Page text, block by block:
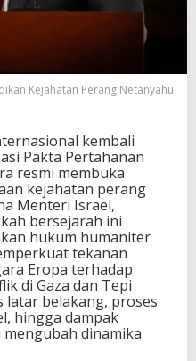
Kejahatan Perang Netanyahu
kembali
Pakta Pertahanan
resmi membuka
kejahatan perang
Menteri Israel,
bersejarah ini
hukum humaniter
tekanan
Eropa terhadap
di Gaza dan Tepi
latar belakang, proses
hingga dampak
dinamika